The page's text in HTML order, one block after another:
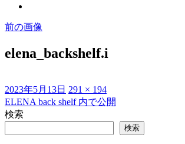
前の画像
elena_backshelf.i
投
稿
日:
2023年5月13日 フ
ル
ズ
291 × 194
投
稿
ELENA back shelf 内で公開
検索
検索